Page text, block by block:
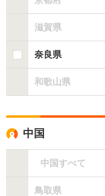
滋賀県
奈良県
和歌山県
中国
中国すべて
鳥取県